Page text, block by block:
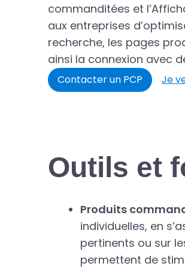
commanditées et
aux entreprises
recherche, les pages
ainsi la connexion avec
Contacter un PCP Je
Outils et
Produits
individuelles, en
pertinents ou sur
permettent de